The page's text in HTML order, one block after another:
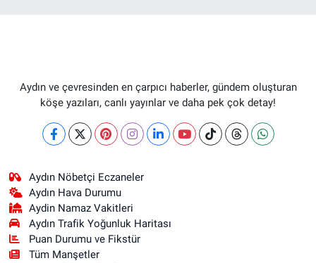
Aydın ve çevresinden en çarpıcı haberler, gündem oluşturan
köşe yazıları, canlı yayınlar ve daha pek çok detay!
Aydın Nöbetçi Eczaneler
Aydın Hava Durumu
Aydin Namaz Vakitleri
Aydın Trafik Yoğunluk Haritası
Puan Durumu ve Fikstür
Tüm Manşetler